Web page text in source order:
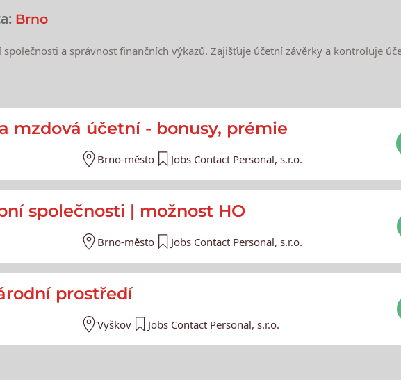
Brno
a správnost finančních výkazů. Zajišťuje účetní závěrky a kontroluje
práce
mzdová účetní - bonusy, prémie
Brno-město Jobs Contact Personal, s.r.o.
společnosti | možnost HO
Brno-město Jobs Contact Personal, s.r.o.
prostředí
Vyškov Jobs Contact Personal, s.r.o.